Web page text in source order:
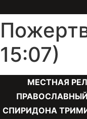
15:07)
МЕСТНАЯ
СПИРИДОНА